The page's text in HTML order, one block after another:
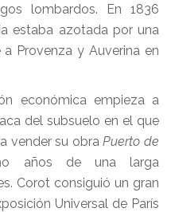
lombardos. En 1836
estaba azotada por una
Provenza y Auverina en
económica empieza a
del subsuelo en el que
vender su obraPuerto de
años de una larga
Corot consiguió un gran
Universal de París